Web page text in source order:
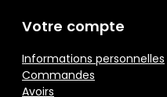
Votre compte
Informations personnelles
Commandes
Avoirs